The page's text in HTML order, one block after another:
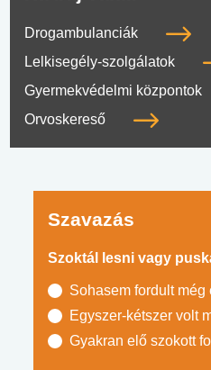
Drogambulanciák
Lelkisegély-szolgálatok
Gyermekvédelmi központok
Orvoskereső
Szavazás
Szoktál lesni vagy
Sohasem fordult még
Egyszer-kétszer volt
Gyakran elő szokott